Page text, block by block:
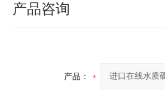
产品咨询
产品：